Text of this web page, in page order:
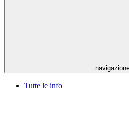
Tutte le info